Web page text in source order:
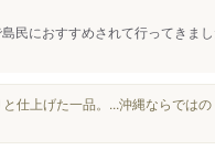
民におすすめされて行ってきま
仕上げた一品。...沖縄ならでは